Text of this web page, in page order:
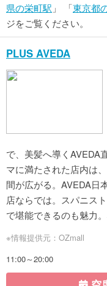
県の栄町駅 」 「東京都
ジをご覧ください。
PLUS AVEDA
で、美髪へ導くAVEDA
マに満たされた店内は
間が広がる。AVEDA日
店ならでは。スパニス
で堪能できるのも魅力
※情報提供元：OZmall
11:00～20:00